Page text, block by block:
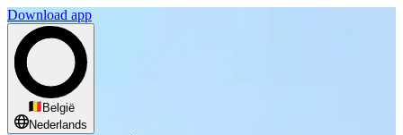
Download app
België
Nederlands